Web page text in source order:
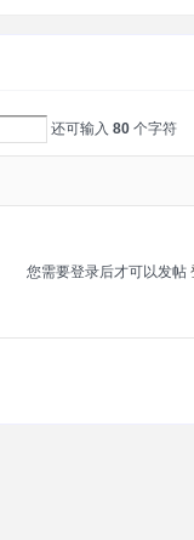
还可输入 80 个字符
您需要登录后才可以发帖